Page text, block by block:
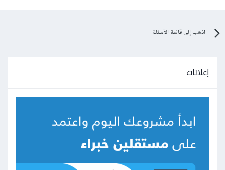
اذهب إلى قائمة الأسئلة
إعلانات